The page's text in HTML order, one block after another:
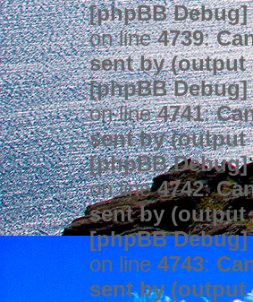
[phpBB Debug]
on line4739:
sent by (output
[phpBB Debug]
on line4741:
sent by (output
[phpBB Debug]
on line4742:
sent by (output
[phpBB Debug]
on line 4743:
sent by (output